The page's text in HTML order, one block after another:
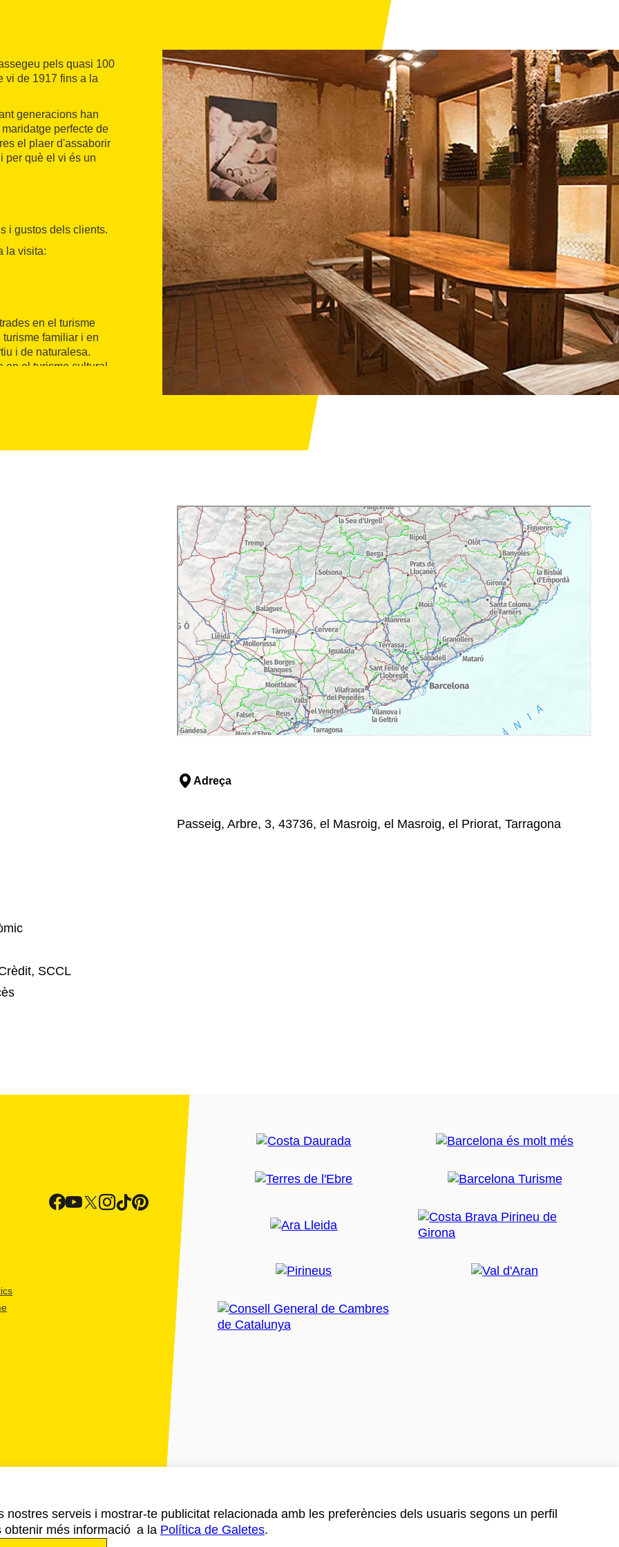
pels quasi 100
vi de 1917 fins a la
generacions han
perfecte de
el plaer d'assaborir
per què el vi és un
i gustos dels clients.
la visita:
en el turisme
familiar i en
i de naturalesa.
en el turisme cultural
amb mobilitat reduïda
Adreça
Passeig, Arbre, 3, 43736, el Masroig, el Masroig, el Priorat, Tarragona
SCCL
serveis i mostrar-te publicitat relacionada amb les preferències dels usuaris segons un perfil
obtenir més informació a la Política de Galetes.